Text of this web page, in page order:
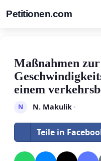
Petitionen.com
Maßnahmen zur
einem
N N. Makulik·
Teile in